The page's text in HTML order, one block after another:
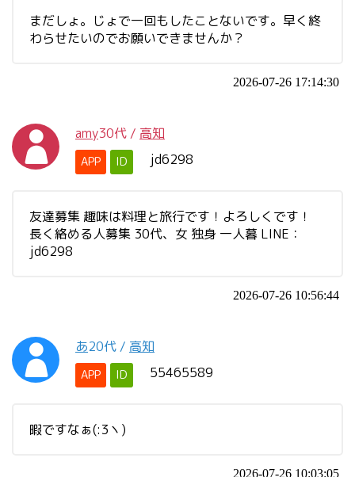
まだしょ。じょで一回もしたことないです。早く終
わらせたいのでお願いできませんか？
2026-07-26 17:14:30
amy30代 / 高知
APP ID jd6298
友達募集 趣味は料理と旅行です！よろしくです！
長く絡める人募集 30代、女 独身 一人暮 LINE：
jd6298
2026-07-26 10:56:44
あ20代 / 高知
APP ID 55465589
暇ですなぁ(:3ヽ)
2026-07-26 10:03:05